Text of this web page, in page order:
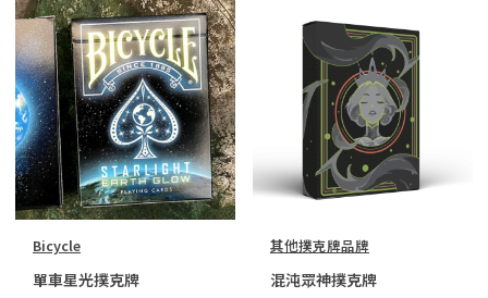
Bicycle
單車星光撲克牌
其他撲克牌品牌
混沌眾神撲克牌